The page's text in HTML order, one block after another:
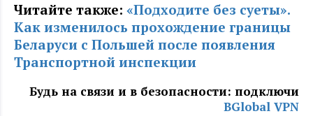
Читайте также: «Подходите без суеты».
Как изменилось прохождение границы
Беларуси с Польшей после появления
Транспортной инспекции
Будь на связи и в безопасности: подключи
BGlobal VPN